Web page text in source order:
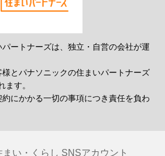
ートナーズは、独立・自営の会社が運
とパナソニックの住まいパートナーズ
ます。
にかかる一切の事項につき責任を負わ
い・くらし SNSアカウント